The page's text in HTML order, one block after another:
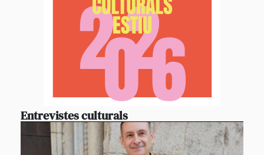
Entrevistes culturals